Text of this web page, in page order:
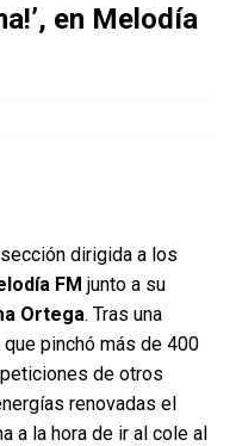
en Melodía
dirigida a los
FM junto a su
Ortega. Tras una
pinchó más de 400
de otros
renovadas el
a la hora de ir al cole al